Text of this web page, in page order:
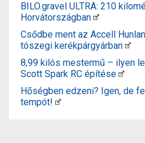
BILO.gravel ULTRA: 210
Horvátországban
Csődbe ment az Accell
tószegi kerékpárgyárban
8,99 kilós mestermű – ilyen
Scott Spark RC építése
Hőségben edzeni? Igen, de
tempót!